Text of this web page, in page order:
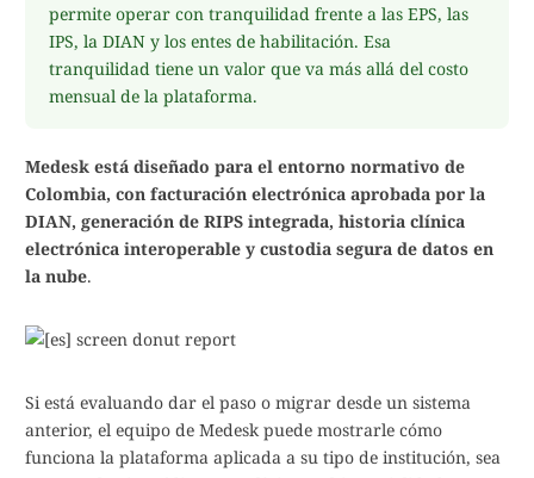
permite operar con tranquilidad frente a las EPS, las
IPS, la DIAN y los entes de habilitación. Esa
tranquilidad tiene un valor que va más allá del costo
mensual de la plataforma.
Medesk está diseñado para el entorno normativo de
Colombia, con facturación electrónica aprobada por la
DIAN, generación de RIPS integrada, historia clínica
electrónica interoperable y custodia segura de datos en
la nube.
Si está evaluando dar el paso o migrar desde un sistema
anterior, el equipo de Medesk puede mostrarle cómo
funciona la plataforma aplicada a su tipo de institución, sea